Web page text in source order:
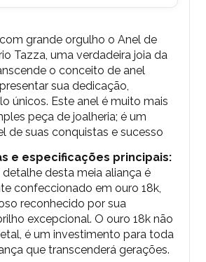
grande orgulho o Anel de
Tazza, uma verdadeira joia da
o conceito de anel
sua dedicação,
únicos. Este anel é muito mais
peça de joalheria; é um
de suas conquistas e sucesso
e especificações principais:
detalhe desta meia aliança é
confeccionado em ouro 18k,
reconhecido por sua
excepcional. O ouro 18k não
é um investimento para toda
que transcenderá gerações.